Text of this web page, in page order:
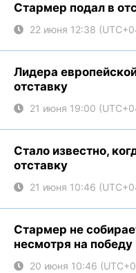
Стармер подал в
22 июня 12:38
Лидера
отставку
21 июня 19:00
Стало известно,
отставку
21 июня 10:46
Стармер не
несмотря на
20 июня 10:46